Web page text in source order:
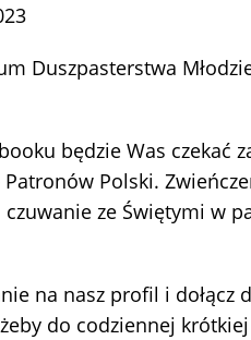
Duszpasterstwa
będzie Was czekać
Polski.
ze Świętymi w
na nasz profil i dołącz
do codziennej